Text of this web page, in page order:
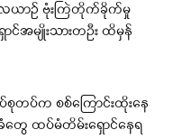
ယာဉ် ဗုံးကြဲတိုက်ခိုက်မှု
ာင်အမျိုးသားတဦး ထိမှန်
စုတပ်က စစ်ကြောင်းထိုးနေ
တွေ ထပ်မံတိမ်းရှောင်နေရ